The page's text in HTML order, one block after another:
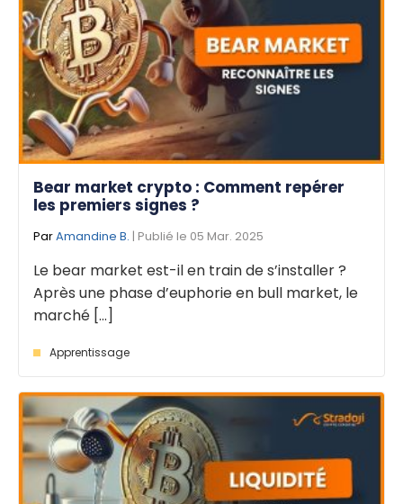
Bear market crypto : Comment repérer
les premiers signes ?
ParAmandine B. | Publié le 05 Mar. 2025
Le bear market est-il en train de s’installer ?
Après une phase d’euphorie en bull market, le
marché [...]
Apprentissage